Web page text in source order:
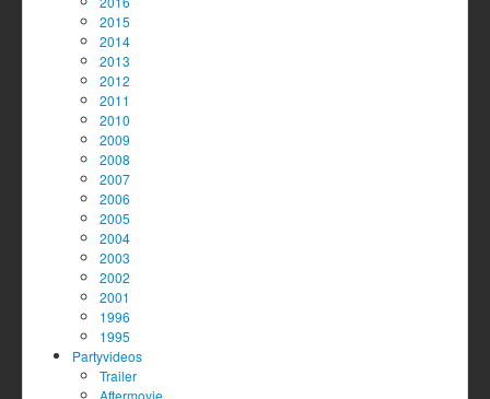
2015
2014
2013
2012
2011
2010
2009
2008
2007
2006
2005
2004
2003
2002
2001
1996
1995
Partyvideos
Trailer
Aftermovie